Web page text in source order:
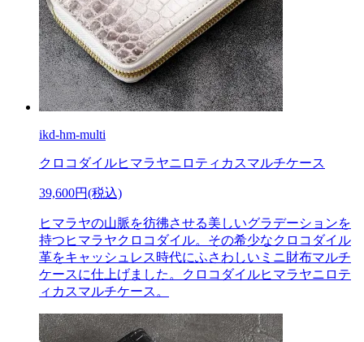
ikd-hm-multi
クロコダイルヒマラヤニロティカスマルチケース
39,600円(税込)
ヒマラヤの山脈を彷彿させる美しいグラデーションを
持つヒマラヤクロコダイル。その希少なクロコダイル
革をキャッシュレス時代にふさわしいミニ財布マルチ
ケースに仕上げました。クロコダイルヒマラヤニロテ
ィカスマルチケース。